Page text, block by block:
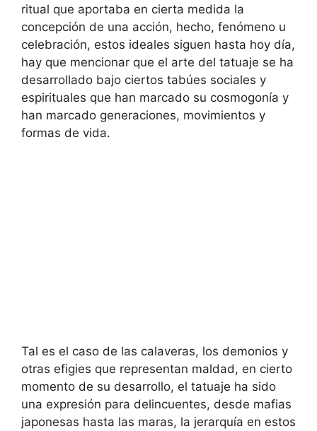
ritual que aportaba en cierta medida la
concepción de una acción, hecho, fenómeno u
celebración, estos ideales siguen hasta hoy día,
hay que mencionar que el arte del tatuaje se ha
desarrollado bajo ciertos tabúes sociales y
espirituales que han marcado su cosmogonía y
han marcado generaciones, movimientos y
formas de vida.
Tal es el caso de las calaveras, los demonios y
otras efigies que representan maldad, en cierto
momento de su desarrollo, el tatuaje ha sido
una expresión para delincuentes, desde mafias
japonesas hasta las maras, la jerarquía en estos